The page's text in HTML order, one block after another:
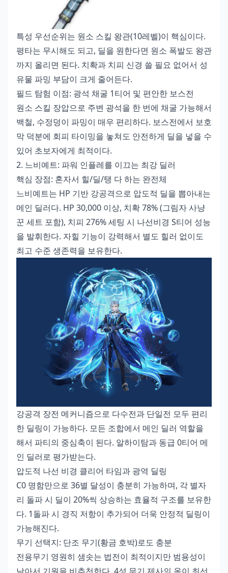
특성 우선순위는 원소 스킬 왕관(10레벨)이 핵심이다.
평타는 무시해도 되고, 딜을 원한다면 원소 폭발도 왕관
까지 올리면 된다. 치확과 치피 신경 쓸 필요 없어서 성
유물 파밍 부담이 크게 줄어든다.
필드 탐험 이점: 광석 채굴 1티어 및 편안한 보스전
원소 스킬 장압으로 주변 광석을 한 번에 채굴 가능해서
백철, 수정덩이 파밍이 매우 편리하다. 보스전에서 보호
막 덕분에 회피 타이밍을 놓쳐도 안전하게 딜을 넣을 수
있어 초보자에게 최적이다.
2. 느비예트: 파워 인플레를 이끄는 최강 딜러
핵심 장점: 혼자서 힐/딜/탱 다 하는 완전체
느비예트는 HP 기반 강공격으로 압도적 딜을 뽑아내는
메인 딜러다. HP 30,000 이상, 치확 78% (그림자 사냥
꾼 세트 포함), 치피 276% 세팅 시 나선비경 S티어 성능
을 발휘한다. 자힐 기능이 강력해서 별도 힐러 없이도
최고 수준 생존력을 보유한다.
강공격 장전 메커니즘으로 다수전과 단일전 모두 편리
한 딜링이 가능하다. 모든 조합에서 메인 딜러 역할을
해서 파티의 중심축이 된다. 알하이탐과 동급 0티어 메
인 딜러로 평가받는다.
압도적 나선 비경 클리어 타임과 광역 딜링
C0 명함만으로 36별 달성이 충분히 가능하며, 각 별자
리 돌파 시 딜이 20%씩 상승하는 효율적 구조를 보유한
다. 1돌파 시 경직 저항이 추가되어 더욱 안정적 딜링이
가능해진다.
무기 선택지: 단조 무기(황금 호박)로도 충분
전용무기 영원히 샘솟는 법전이 최적이지만 범용성이